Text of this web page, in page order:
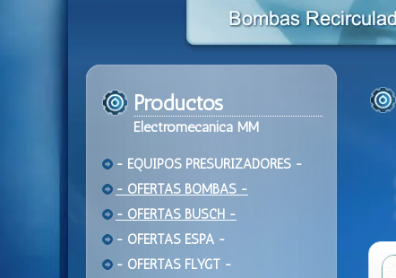
Productos
Electromecanica MM
- EQUIPOS PRESURIZADORES -
- OFERTAS BOMBAS -
- OFERTAS BUSCH -
- OFERTAS ESPA -
- OFERTAS FLYGT -